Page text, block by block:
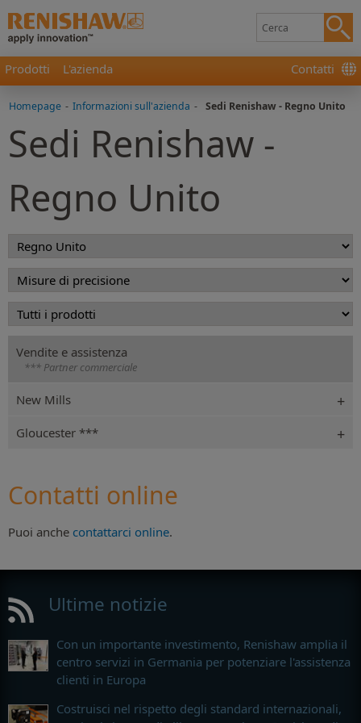
Prodotti L'azienda Contatti
Homepage - Informazioni sull'azienda - Sedi Renishaw - Regno Unito
Sedi Renishaw -
Regno Unito
Vendite e assistenza
*** Partner commerciale
New Mills
Gloucester ***
Contatti online
Puoi anche contattarci online.
Ultime notizie
Con un importante investimento, Renishaw amplia il
centro servizi in Germania per potenziare l'assistenza
clienti in Europa
Costruisci nel rispetto degli standard internazionali,